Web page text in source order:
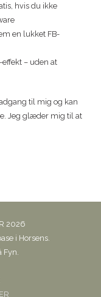
hvis du ikke
en lukket FB-
– uden at
til mig og kan
Jeg glæder mig til at
2026
i Horsens.
Fyn.